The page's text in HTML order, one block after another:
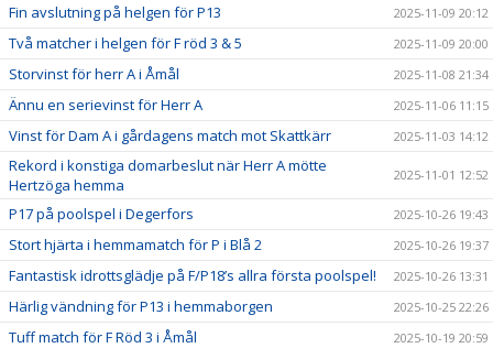
Fin avslutning på helgen för P13 2025-11-09 20:12
Två matcher i helgen för F röd 3 & 5 2025-11-09 20:00
Storvinst för herr A i Åmål 2025-11-08 21:34
Ännu en serievinst för Herr A 2025-11-06 11:15
Vinst för Dam A i gårdagens match mot Skattkärr 2025-11-03 14:12
Rekord i konstiga domarbeslut när Herr A mötte
Hertzöga hemma
2025-11-01 12:52
P17 på poolspel i Degerfors 2025-10-26 19:43
Stort hjärta i hemmamatch för P i Blå 2 2025-10-26 19:37
Fantastisk idrottsglädje på F/P18’s allra första poolspel! 2025-10-26 13:31
Härlig vändning för P13 i hemmaborgen 2025-10-25 22:26
Tuff match för F Röd 3 i Åmål 2025-10-19 20:59